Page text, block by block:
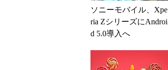
ソニーモバイル、Xpe
ria ZシリーズにAndroi
d 5.0導入へ